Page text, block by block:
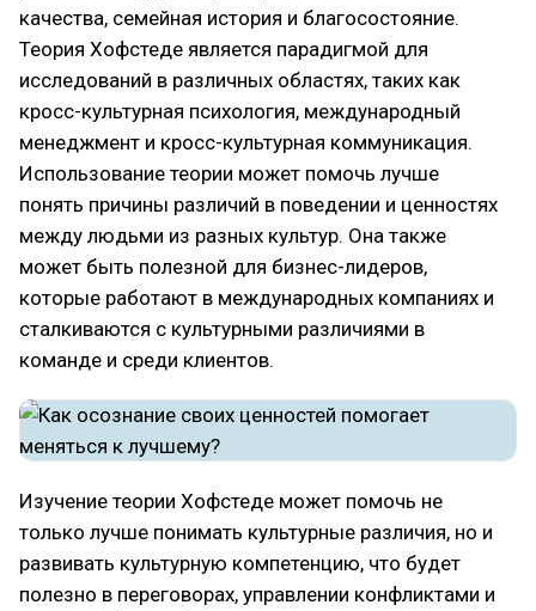
качества, семейная история и благосостояние.
Теория Хофстеде является парадигмой для
исследований в различных областях, таких как
кросс-культурная психология, международный
менеджмент и кросс-культурная коммуникация.
Использование теории может помочь лучше
понять причины различий в поведении и ценностях
между людьми из разных культур. Она также
может быть полезной для бизнес-лидеров,
которые работают в международных компаниях и
сталкиваются с культурными различиями в
команде и среди клиентов.
Изучение теории Хофстеде может помочь не
только лучше понимать культурные различия, но и
развивать культурную компетенцию, что будет
полезно в переговорах, управлении конфликтами и